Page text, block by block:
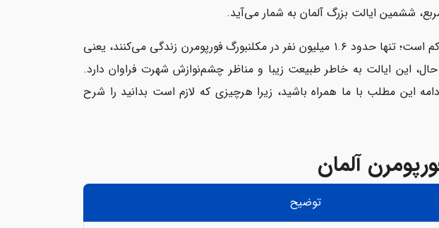
با وجود گستردگی زیاد، جمعیت این منطقه نسبتاً کم است؛ تنها حدود ۱.۶ میلیون نفر در مکلنبورگ فورپومرن زندگی می‌کنند، یعنی
این ایالت به خاطر طبیعت زیبا و مناظر چشم‌نوازش شهرت فراوان دارد.
این مطلب با ما همراه باشید، زیرا هرچیزی که لازم است بدانید را شرح
آلمان
توضیح